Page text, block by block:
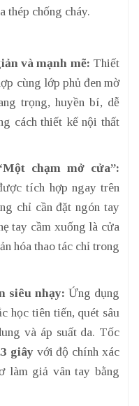
thép chống cháy.
và mạnh mẽ: Thiết
cùng lớp phủ đen mờ
trọng, huyền bí, dễ
cách thiết kế nội thất
chạm mở cửa”:
tích hợp ngay trên
chỉ cần đặt ngón tay
tay cầm xuống là cửa
hóa thao tác chỉ trong
siêu nhạy: Ứng dụng
học tiên tiến, quét sâu
và áp suất da. Tốc
giây với độ chính xác
làm giả vân tay bằng